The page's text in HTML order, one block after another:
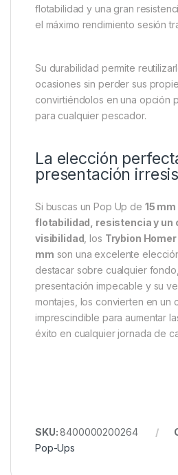
flotabilidad y una gran
el máximo rendimiento sesión
Su durabilidad permite
ocasiones sin perder sus
convirtiéndolos en una opción
para cualquier pescador.
La elección
presentación
Si buscas un Pop Up de 15 mm
flotabilidad, resistencia y un
visibilidad , los Trybion Homer
mm son una excelente
destacar sobre cualquier
presentación impecable y su
montajes, los convierten en un
imprescindible para aumentar
éxito en cualquier jornada de
SKU:8400000200264
Pop-Ups